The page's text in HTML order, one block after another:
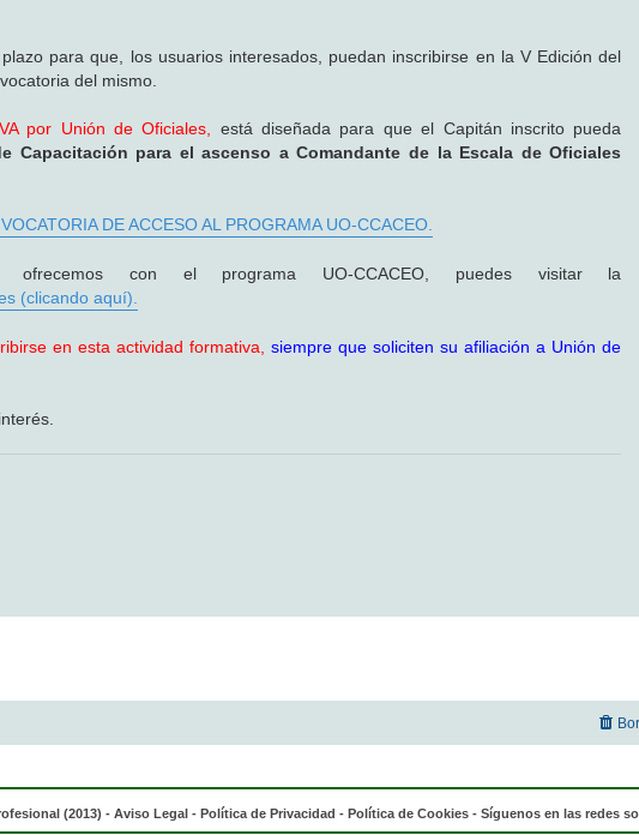
para que, los usuarios interesados, puedan inscribirse en la V Edición del
del mismo.
por Unión de Oficiales, está diseñada para que el Capitán inscrito pueda
Capacitación para el ascenso a Comandante de la Escala de Oficiales
DE ACCESO AL PROGRAMA UO-CCACEO.
con el programa UO-CCACEO, puedes visitar la
(clicando aquí).
en esta actividad formativa, siempre que soliciten su afiliación a Unión de
(2013) - Aviso Legal - Política de Privacidad - Política de Cookies - Síguenos en las redes